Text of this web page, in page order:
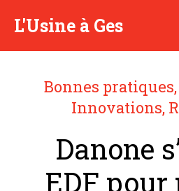
L'Usine à Ges
Bonnes pratiques,
Innovations,
Danone
EDF pour